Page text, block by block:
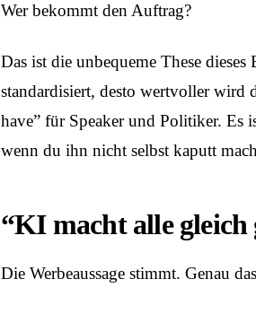
Wer bekommt den Auftrag?
Das ist die unbequeme These
standardisiert, desto wertvoller wird
have” für Speaker und Politiker. Es
wenn du ihn nicht selbst kaputt
“KI macht alle
Die Werbeaussage stimmt. Genau